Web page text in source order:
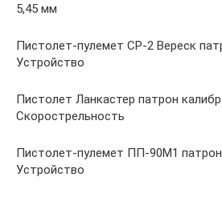
5,45 мм
Пистолет-пулемет СР-2 Вереск
Устройство
Пистолет Ланкастер патрон
Скорострельность
Пистолет-пулемет ПП-90М1 патрон
Устройство